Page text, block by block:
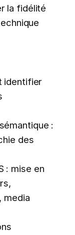
la fidélité
identifier
:
des
: mise en
media